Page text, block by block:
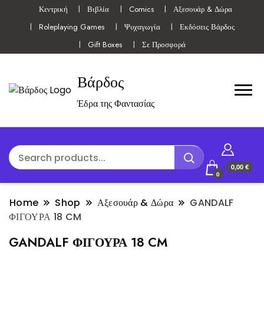
Κεντρική Βιβλία Comics
Αξεσουάρ & Δώρα
Roleplaying Games
Ψυχαγωγία
Εκδόσεις Βάρδος
Gift Boxes
Σε Προσφορά
Βάρδος
Έδρα της Φαντασίας
0
0,00 €
Home Shop Αξεσουάρ & Δώρα
GANDALF
ΦΙΓΟΥΡΑ 18 CM
GANDALF ΦΙΓΟΥΡΑ 18 CM